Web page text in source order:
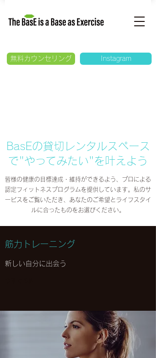
無料カウンセリング Instagram
BasEの貸切レンタルスペース
で"やってみたい"を叶えよう
皆様の健康の目標達成・維持ができるよう、プロによる
認定フィットネスプログラムを提供しています。私のサ
ービスをご覧いただき、あなたのご希望とライフスタイ
ルに合ったものをお選びください。
筋力トレーニング
新しい自分に出会う